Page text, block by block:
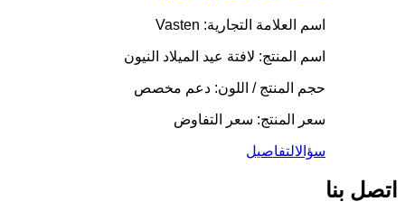
اسم العلامة التجارية: Vasten
اسم المنتج: لافتة عيد الميلاد النيون
حجم المنتج / اللون: دعم مخصص
سعر المنتج: سعر التفاوض
سؤالالتفاصيل
اتصل بنا